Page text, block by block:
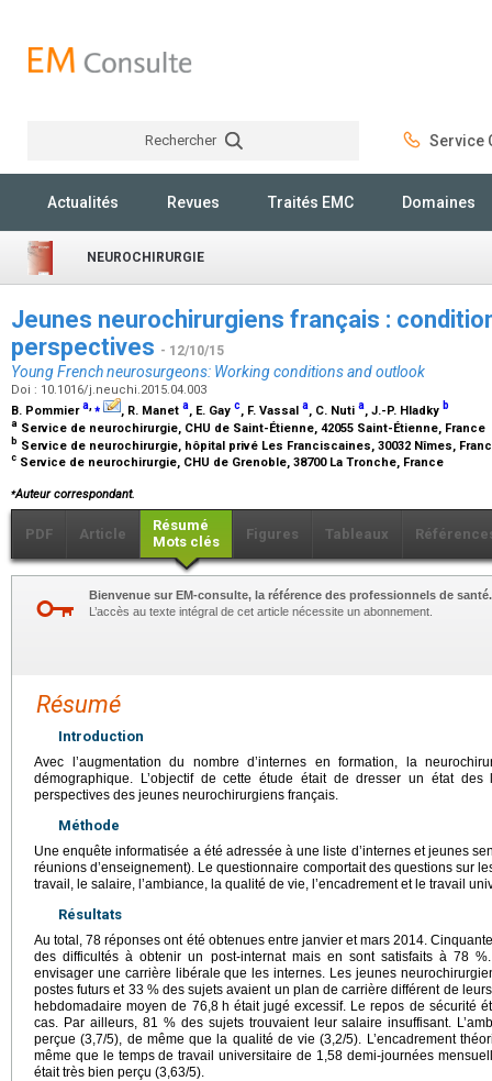
Rechercher Service
Actualités Revues Traités EMC Domaines
NEUROCHIRURGIE
Jeunes neurochirurgiens français :
perspectives - 12/10/15
Young French neurosurgeons: Working conditions and outlook
Doi : 10.1016/j.neuchi.2015.04.003
B. Pommiera,⁎ , R. Manet a, E. Gay c, F. Vassal a, C. Nuti a, J.-P. Hladky b
a Service de neurochirurgie, CHU de Saint-Étienne, 42055 Saint-Étienne, France
b Service de neurochirurgie, hôpital privé Les Franciscaines, 30032 Nîmes,
c Service de neurochirurgie, CHU de Grenoble, 38700 La Tronche, France
⁎Auteur correspondant.
PDF Article
Résumé
Mots clés
Figures Tableaux
Bienvenue sur EM-consulte, la référence des professionnels de santé.
L’accès au texte intégral de cet article nécessite un abonnement.
Résumé
Introduction
Avec l’augmentation du nombre d’internes en formation, la
démographique. L’objectif de cette étude était de dresser un état
perspectives des jeunes neurochirurgiens français.
Méthode
Une enquête informatisée a été adressée à une liste d’internes et jeunes
réunions d’enseignement). Le questionnaire comportait des questions sur
travail, le salaire, l’ambiance, la qualité de vie, l’encadrement et le travail
Résultats
Au total, 78 réponses ont été obtenues entre janvier et mars 2014.
des difficultés à obtenir un post-internat mais en sont satisfaits à 78
envisager une carrière libérale que les internes. Les jeunes
postes futurs et 33 % des sujets avaient un plan de carrière différent de
hebdomadaire moyen de 76,8 h était jugé excessif. Le repos de sécurité
cas. Par ailleurs, 81 % des sujets trouvaient leur salaire insuffisant.
perçue (3,7/5), de même que la qualité de vie (3,2/5). L’encadrement
même que le temps de travail universitaire de 1,58 demi-journées
était très bien perçu (3,63/5).